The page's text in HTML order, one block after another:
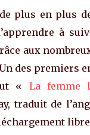
plus en plus
à
aux
des premiers
« La femme
traduit de